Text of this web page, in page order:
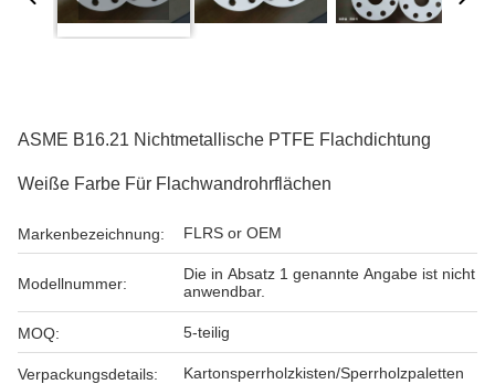
ASME B16.21 Nichtmetallische PTFE Flachdichtung
Weiße Farbe Für Flachwandrohrflächen
Markenbezeichnung: FLRS or OEM
Modellnummer:
Die in Absatz 1 genannte Angabe ist nicht
anwendbar.
MOQ: 5-teilig
Verpackungsdetails: Kartonsperrholzkisten/Sperrholzpaletten